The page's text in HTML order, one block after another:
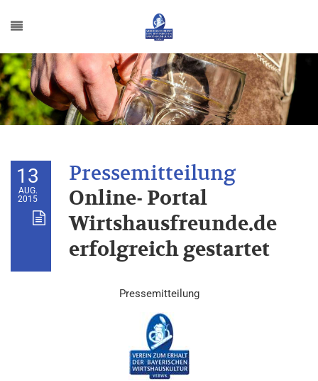
13
AUG.
2015
Online- Portal
Wirtshausfreunde.de
erfolgreich gestartet
Pressemitteilung